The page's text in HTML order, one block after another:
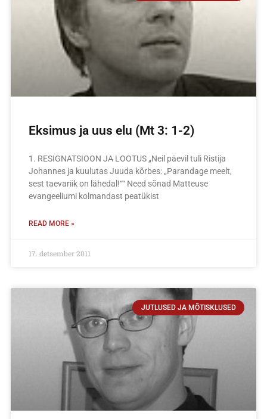
Eksimus ja uus elu (Mt 3: 1-2)
1. RESIGNATSIOON JA LOOTUS „Neil päevil tuli Ristija
Johannes ja kuulutas Juuda kõrbes: „Parandage meelt,
sest taevariik on lähedal!““ Need sõnad Matteuse
evangeeliumi kolmandast peatükist
READ MORE »
17. detsember 2011
JUTLUSED JA MÕTISKLUSED